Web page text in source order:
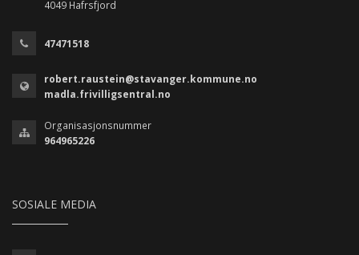
4049 Hafrsfjord
47471518
robert.raustein@stavanger.kommune.no
madla.frivilligsentral.no
Organisasjonsnummer
964965226
SOSIALE MEDIA